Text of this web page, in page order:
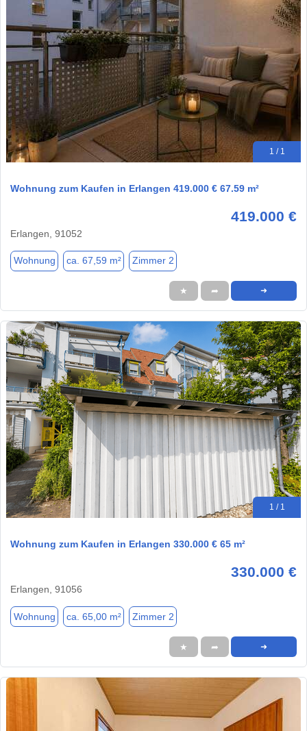
1 / 1
Wohnung zum Kaufen in Erlangen 419.000 € 67.59 m²
419.000 €
Erlangen, 91052
Wohnung ca. 67,59 m² Zimmer 2
★ ➦ ➜
1 / 1
Wohnung zum Kaufen in Erlangen 330.000 € 65 m²
330.000 €
Erlangen, 91056
Wohnung ca. 65,00 m² Zimmer 2
★ ➦ ➜